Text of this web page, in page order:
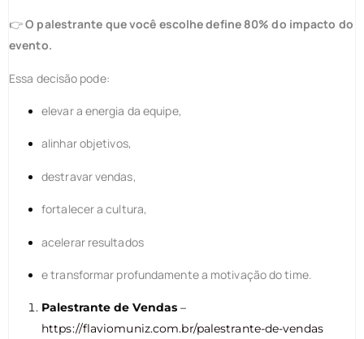
👉O palestrante que você escolhe define 80% do impacto do
evento.
Essa decisão pode:
elevar a energia da equipe,
alinhar objetivos,
destravar vendas,
fortalecer a cultura,
acelerar resultados
e transformar profundamente a motivação do time.
Palestrante de Vendas –
https://flaviomuniz.com.br/palestrante-de-vendas